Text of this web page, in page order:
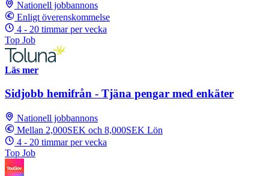
Nationell jobbannons
Enligt överenskommelse
4 - 20 timmar per vecka
Top Job
Läs mer
Sidjobb hemifrån - Tjäna pengar med enkäter
Nationell jobbannons
Mellan 2,000SEK och 8,000SEK Lön
4 - 20 timmar per vecka
Top Job